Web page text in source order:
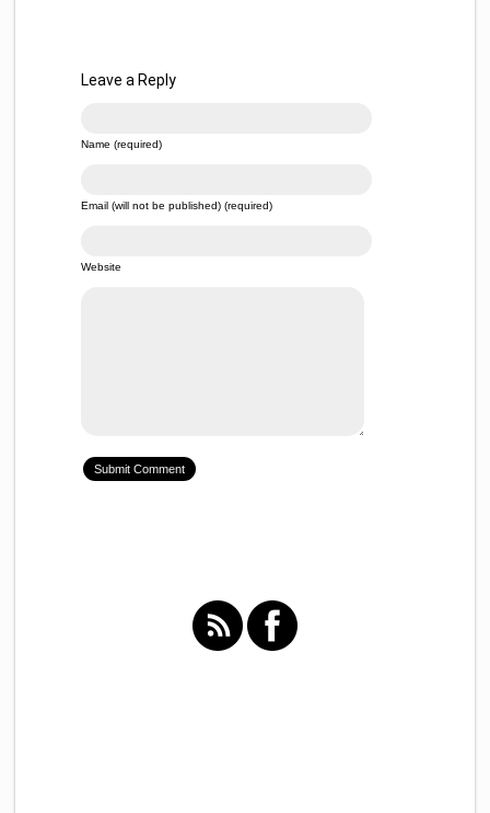
Leave a Reply
Name (required)
Email (will not be published) (required)
Website